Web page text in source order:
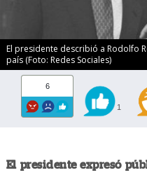
El presidente describió a Rodolfo
país (Foto: Redes Sociales)
6
1
El presidente expresó